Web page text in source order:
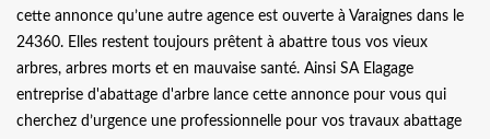
cette annonce qu’une autre agence est ouverte à Varaignes dans le
24360. Elles restent toujours prêtent à abattre tous vos vieux
arbres, arbres morts et en mauvaise santé. Ainsi SA Elagage
entreprise d'abattage d'arbre lance cette annonce pour vous qui
cherchez d’urgence une professionnelle pour vos travaux abattage